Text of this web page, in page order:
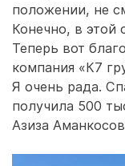
положении, не
Конечно, в этой
Теперь вот
компания «К7
Я очень рада.
получила 500
Азиза